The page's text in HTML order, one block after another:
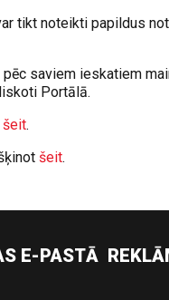
tikt noteikti papildus
saviem ieskatiem
Portālā.
šeit.
šeit.
E-PASTĀ